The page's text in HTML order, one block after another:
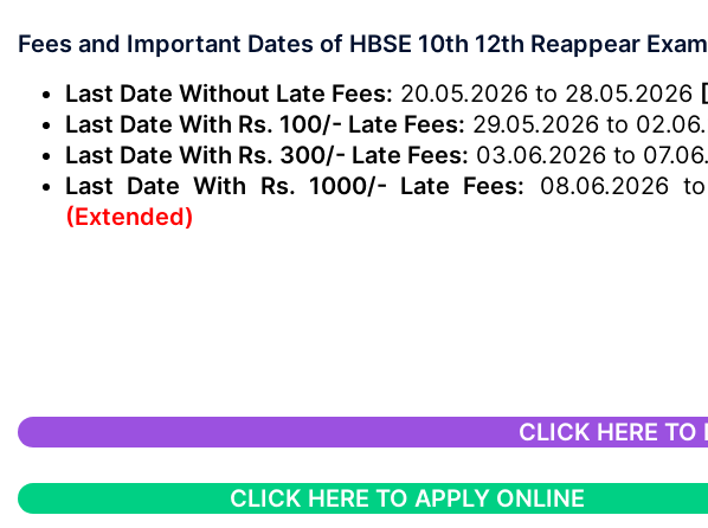
Fees and Important Dates of HBSE 10th 12th Reappear
Last Date Without Late Fees: 20.05.2026 to 28.05.2026
Last Date With Rs. 100/- Late Fees: 29.05.2026 to
Last Date With Rs. 300/- Late Fees: 03.06.2026 to
Last Date With Rs. 1000/- Late Fees: 08.06.2026
(Extended)
CLICK HERE
CLICK HERE TO APPLY ONLINE